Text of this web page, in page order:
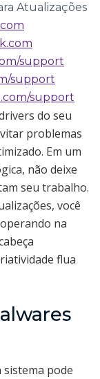
Atualizações
support
support
support
do seu
problemas
Em um
não deixe
seu trabalho.
você
na
flua
sistema pode